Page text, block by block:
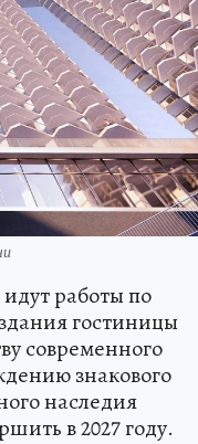
работы по
гостиницы
современного
знакового
наследия
в 2027 году.